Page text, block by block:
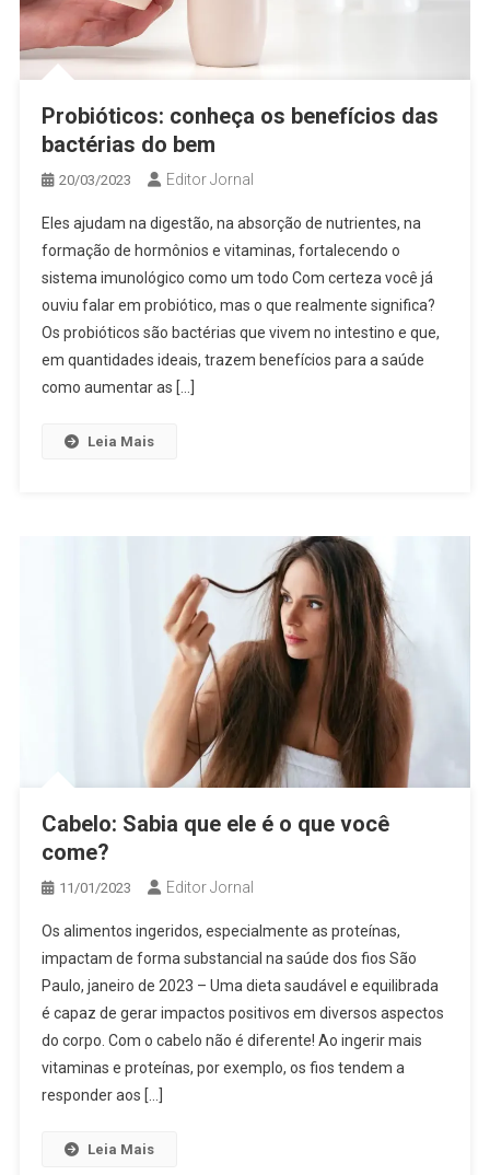
Probióticos: conheça os benefícios das
bactérias do bem
20/03/2023 Editor Jornal
Eles ajudam na digestão, na absorção de nutrientes, na
formação de hormônios e vitaminas, fortalecendo o
sistema imunológico como um todo Com certeza você já
ouviu falar em probiótico, mas o que realmente significa?
Os probióticos são bactérias que vivem no intestino e que,
em quantidades ideais, trazem benefícios para a saúde
como aumentar as […]
Leia Mais
Cabelo: Sabia que ele é o que você
come?
11/01/2023 Editor Jornal
Os alimentos ingeridos, especialmente as proteínas,
impactam de forma substancial na saúde dos fios São
Paulo, janeiro de 2023 – Uma dieta saudável e equilibrada
é capaz de gerar impactos positivos em diversos aspectos
do corpo. Com o cabelo não é diferente! Ao ingerir mais
vitaminas e proteínas, por exemplo, os fios tendem a
responder aos […]
Leia Mais